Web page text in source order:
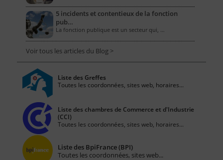
5 incidents et contentieux de la fonction
pub…
La fonction publique est un secteur qui, …
Voir tous les articles du Blog >
Liste des Greffes
Toutes les coordonnées, sites web, horaires...
Liste des chambres de Commerce et d'Industrie
(CCI)
Toutes les coordonnées, sites web, horaires...
Liste des BpiFrance (BPI)
Toutes les coordonnées, sites web...